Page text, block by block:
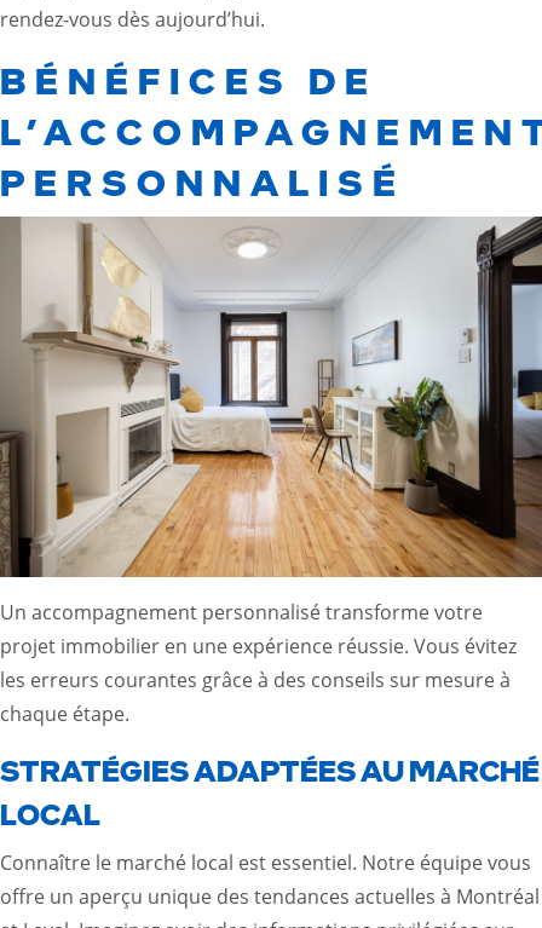
rendez-vous dès aujourd’hui.
BÉNÉFICES DE
PERSONNALISÉ
Un accompagnement personnalisé transforme votre
projet immobilier en une expérience réussie. Vous évitez
les erreurs courantes grâce à des conseils sur mesure à
chaque étape.
STRATÉGIES ADAPTÉES AU MARCHÉ
LOCAL
Connaître le marché local est essentiel. Notre équipe vous
offre un aperçu unique des tendances actuelles à Montréal